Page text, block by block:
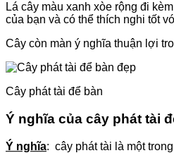
Lá cây màu xanh xòe rộng đi
của bạn và có thể thích nghi tốt
Cây còn màn ý nghĩa thuận lợi
Cây phát tài để bàn
Ý nghĩa của cây phát tài
Ý nghĩa: cây phát tài là một